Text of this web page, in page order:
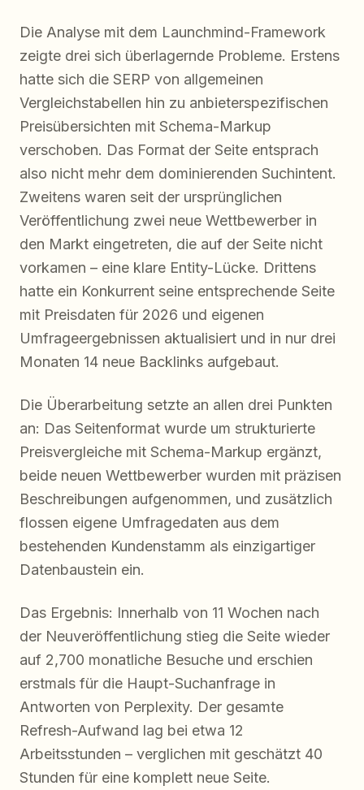
Die Analyse mit dem Launchmind-Framework
zeigte drei sich überlagernde Probleme. Erstens
hatte sich die SERP von allgemeinen
Vergleichstabellen hin zu anbieterspezifischen
Preisübersichten mit Schema-Markup
verschoben. Das Format der Seite entsprach
also nicht mehr dem dominierenden Suchintent.
Zweitens waren seit der ursprünglichen
Veröffentlichung zwei neue Wettbewerber in
den Markt eingetreten, die auf der Seite nicht
vorkamen – eine klare Entity-Lücke. Drittens
hatte ein Konkurrent seine entsprechende Seite
mit Preisdaten für 2026 und eigenen
Umfrageergebnissen aktualisiert und in nur drei
Monaten 14 neue Backlinks aufgebaut.
Die Überarbeitung setzte an allen drei Punkten
an: Das Seitenformat wurde um strukturierte
Preisvergleiche mit Schema-Markup ergänzt,
beide neuen Wettbewerber wurden mit präzisen
Beschreibungen aufgenommen, und zusätzlich
flossen eigene Umfragedaten aus dem
bestehenden Kundenstamm als einzigartiger
Datenbaustein ein.
Das Ergebnis: Innerhalb von 11 Wochen nach
der Neuveröffentlichung stieg die Seite wieder
auf 2,700 monatliche Besuche und erschien
erstmals für die Haupt-Suchanfrage in
Antworten von Perplexity. Der gesamte
Refresh-Aufwand lag bei etwa 12
Arbeitsstunden – verglichen mit geschätzt 40
Stunden für eine komplett neue Seite.